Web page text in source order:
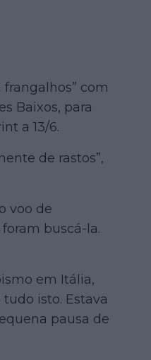
com
Baixos, para
a 13/6.
de rastos”,
voo de
buscá-la.
em Itália,
isto. Estava
pausa de